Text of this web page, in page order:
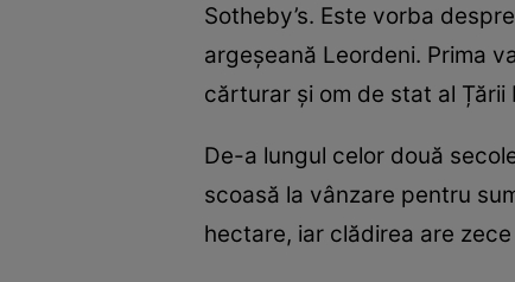
Sotheby’s. Este vorba
argeșeană Leordeni. Prima
cărturar și om de stat al
De-a lungul celor două
scoasă la vânzare pentru
hectare, iar clădirea are zece